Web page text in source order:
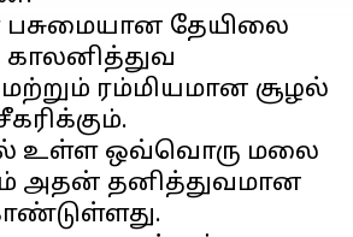
தேயிலை
ரம்மியமான சூழல்
உள்ள ஒவ்வொரு மலை
அதன் தனித்துவமான